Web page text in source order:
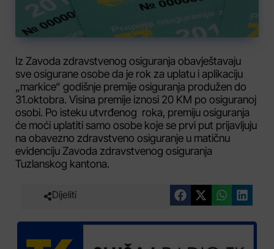
Iz Zavoda zdravstvenog osiguranja obavještavaju
sve osigurane osobe da je rok za uplatu i aplikaciju
„markice“ godišnje premije osiguranja produžen do
31.oktobra. Visina premije iznosi 20 KM po osiguranoj
osobi. Po isteku utvrđenog roka, premiju osiguranja
će moći uplatiti samo osobe koje se prvi put prijavljuju
na obavezno zdravstveno osiguranje u matičnu
evidenciju Zavoda zdravstvenog osiguranja
Tuzlanskog kantona.
Dijeliti